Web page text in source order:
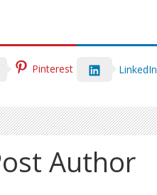
Pinterest LinkedIn
Author